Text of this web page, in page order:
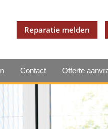
Reparatie melden
Contact Offerte